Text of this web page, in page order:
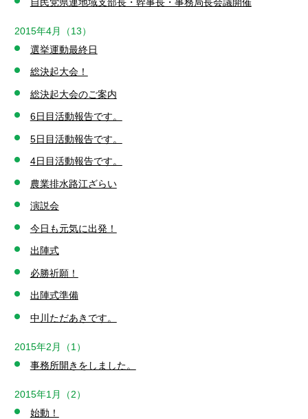
2015年4月（13）
選挙運動最終日
総決起大会！
総決起大会のご案内
6日目活動報告です。
5日目活動報告です。
4日目活動報告です。
農業排水路江ざらい
演説会
今日も元気に出発！
出陣式
必勝祈願！
出陣式準備
中川ただあきです。
2015年2月（1）
事務所開きをしました。
2015年1月（2）
始動！